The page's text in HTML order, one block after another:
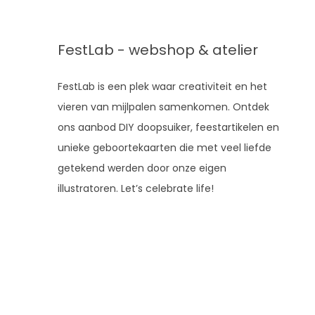
FestLab - webshop & atelier
FestLab is een plek waar creativiteit en het
vieren van mijlpalen samenkomen. Ontdek
ons aanbod DIY doopsuiker, feestartikelen en
unieke geboortekaarten die met veel liefde
getekend werden door onze eigen
illustratoren. Let’s celebrate life!